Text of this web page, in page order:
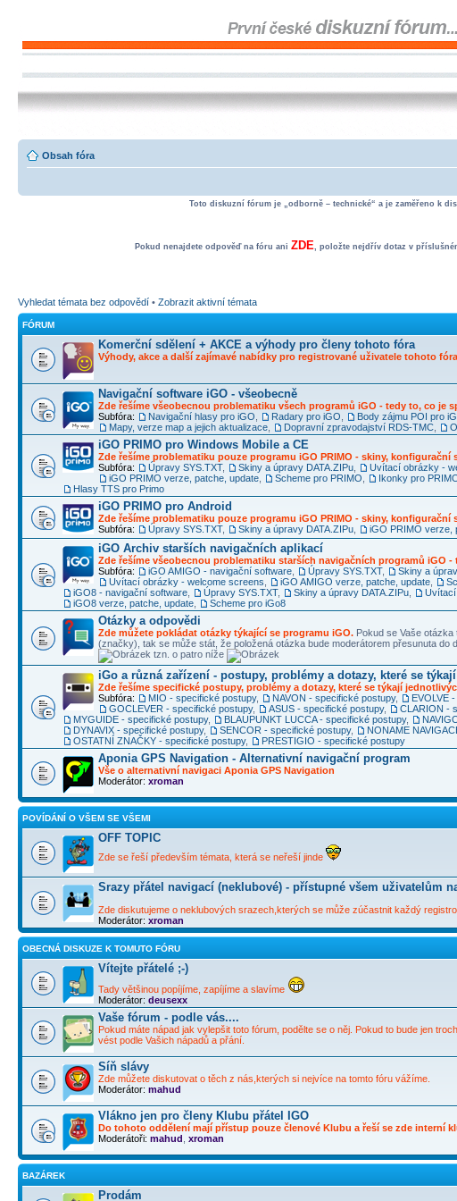
Obsah fóra
Toto diskuzní fórum je „odborně – technické“ a je zaměřeno k
Pokud nenajdete odpověď na fóru ani ZDE, položte nejdřív dotaz v
Vyhledat témata bez odpovědí • Zobrazit aktivní témata
FÓRUM
Komerční sdělení + AKCE a výhody pro členy tohoto fóra
Výhody, akce a další zajímavé nabídky pro registrované uživatele tohoto
Navigační software iGO - všeobecně
Zde řešíme všeobecnou problematiku všech programů iGO - tedy to, co je
Subfóra:
Navigační hlasy pro iGO Radary pro iGO Body zájmu POI pro
Mapy, verze map a jejich aktualizace
Dopravní zpravodajství RDS-TMC
iGO PRIMO pro Windows Mobile a CE
Zde řešíme problematiku pouze programu iGO PRIMO - skiny, konfigurační
Subfóra:
Úpravy SYS.TXT, Skiny a úpravy DATA.ZIPu Uvítací obrázky -
iGO PRIMO verze, patche, update
Scheme pro PRIMO Ikonky pro
Hlasy TTS pro Primo
iGO PRIMO pro Android
Zde řešíme problematiku pouze programu iGO PRIMO - skiny, konfigurační
Subfóra:
Úpravy SYS.TXT, Skiny a úpravy DATA.ZIPu iGO PRIMO verze,
iGO Archiv starších navigačních aplikací
Zde řešíme všeobecnou problematiku starších navigačních programů iGO -
Subfóra:
iGO AMIGO - navigační software Úpravy SYS.TXT, Skiny a
Uvítací obrázky - welcome screens
iGO AMIGO verze, patche, update
iGO8 - navigační software
Úpravy SYS.TXT, Skiny a úpravy DATA.ZIPu Uvítací
iGO8 verze, patche, update
Scheme pro iGo8
Otázky a odpovědi
Zde můžete pokládat otázky týkající se programu iGO. Pokud se Vaše
(značky), tak se může stát, že položená otázka bude moderátorem přesunuta do
tzn. o patro níže
iGo a různá zařízení - postupy, problémy a dotazy, které se
Zde řešíme specifické postupy, problémy a dotazy, které se týkají
Subfóra:
MIO - specifické postupy, NAVON - specifické postupy, EVOLVE
GOCLEVER - specifické postupy, ASUS - specifické postupy, CLARION -
MYGUIDE - specifické postupy, BLAUPUNKT LUCCA - specifické postupy,
DYNAVIX - specifické postupy, SENCOR - specifické postupy, NONAME
OSTATNÍ ZNAČKY - specifické postupy, PRESTIGIO - specifické postupy
Aponia GPS Navigation - Alternativní navigační program
Vše o alternativní navigaci Aponia GPS Navigation
Moderátor: xroman
POVÍDÁNÍ O VŠEM SE VŠEMI
OFF TOPIC
Zde se řeší především témata, která se neřeší jinde
Srazy přátel navigací (neklubové) - přístupné všem uživatelům
Zde diskutujeme o neklubových srazech,kterých se může zúčastnit každý
Moderátor: xroman
OBECNÁ DISKUZE K TOMUTO FÓRU
Vítejte přátelé ;-)
Tady většinou popíjíme, zapíjíme a slavíme
Moderátor: deusexx
Vaše fórum - podle vás....
Pokud máte nápad jak vylepšit toto fórum, podělte se o něj. Pokud to bude jen
vést podle Vašich nápadů a přání.
Síň slávy
Zde můžete diskutovat o těch z nás,kterých si nejvíce na tomto fóru vážíme.
Moderátor: mahud
Vlákno jen pro členy Klubu přátel IGO
Do tohoto oddělení mají přístup pouze členové Klubu a řeší se zde interní
Moderátoři: mahud xroman
BAZÁREK
Prodám